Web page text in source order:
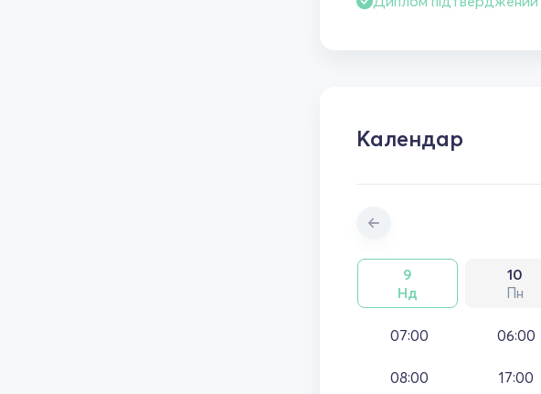
Календар
9
Нд
10
Пн
07:00
08:00
06:00
17:00